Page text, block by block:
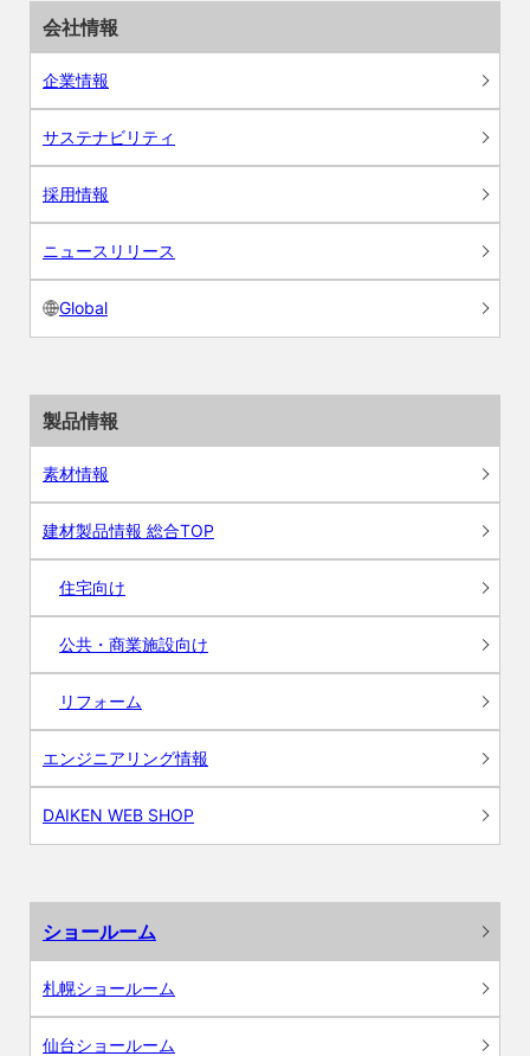
会社情報
企業情報
サステナビリティ
採用情報
ニュースリリース
Global
製品情報
素材情報
建材製品情報 総合TOP
住宅向け
公共・商業施設向け
リフォーム
エンジニアリング情報
DAIKEN WEB SHOP
ショールーム
札幌ショールーム
仙台ショールーム